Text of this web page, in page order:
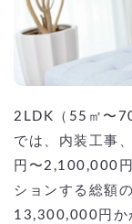
2LDK（55㎡〜
では、内装工事
円〜2,100,000
ションする総額
13,300,000円か